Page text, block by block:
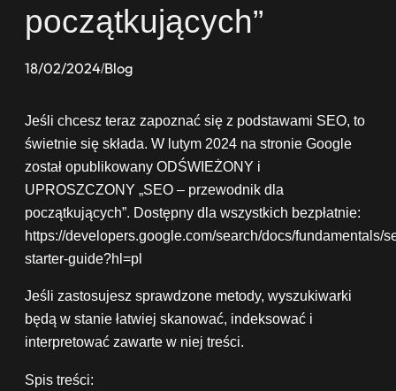
początkujących”
18/02/2024/Blog
Jeśli chcesz teraz zapoznać się z podstawami SEO, to
świetnie się składa. W lutym 2024 na stronie Google
został opublikowany ODŚWIEŻONY i
UPROSZCZONY „SEO – przewodnik dla
początkujących”. Dostępny dla wszystkich bezpłatnie:
https://developers.google.com/search/docs/fundamentals/
starter-guide?hl=pl
Jeśli zastosujesz sprawdzone metody, wyszukiwarki
będą w stanie łatwiej skanować, indeksować i
interpretować zawarte w niej treści.
Spis treści: